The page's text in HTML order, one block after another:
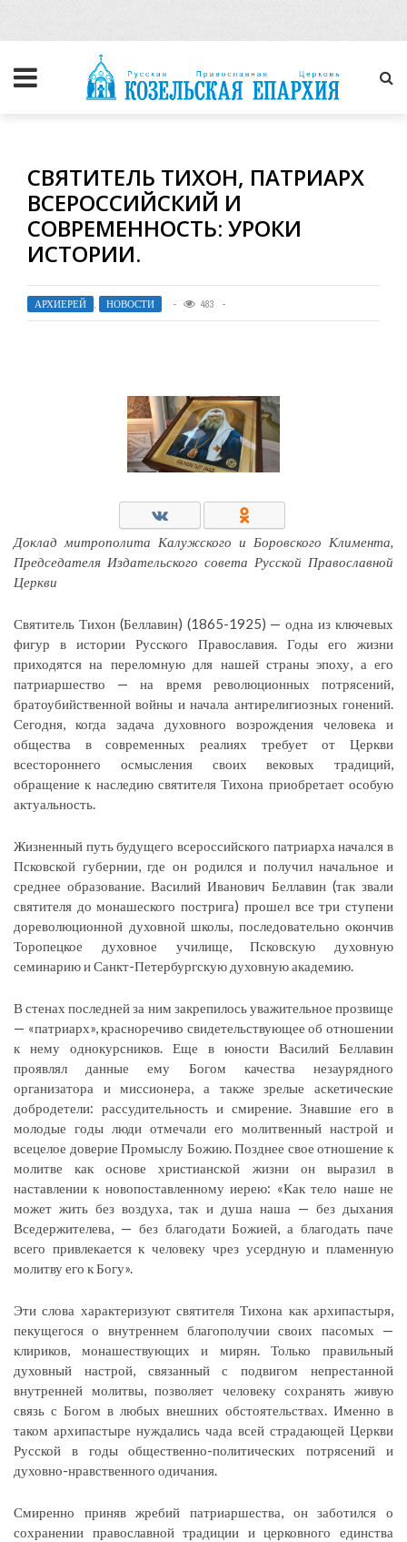
СВЯТИТЕЛЬ ТИХОН, ПАТРИАРХ
ВСЕРОССИЙСКИЙ И
СОВРЕМЕННОСТЬ: УРОКИ
ИСТОРИИ.
АРХИЕРЕЙ , НОВОСТИ 483
Доклад митрополита Калужского и Боровского Климента,
Председателя Издательского совета Русской Православной
Церкви
Святитель Тихон (Беллавин) (1865-1925) — одна из ключевых
фигур в истории Русского Православия. Годы его жизни
приходятся на переломную для нашей страны эпоху, а его
патриаршество — на время революционных потрясений,
братоубийственной войны и начала антирелигиозных гонений.
Сегодня, когда задача духовного возрождения человека и
общества в современных реалиях требует от Церкви
всестороннего осмысления своих вековых традиций,
обращение к наследию святителя Тихона приобретает особую
актуальность.
Жизненный путь будущего всероссийского патриарха начался в
Псковской губернии, где он родился и получил начальное и
среднее образование. Василий Иванович Беллавин (так звали
святителя до монашеского пострига) прошел все три ступени
дореволюционной духовной школы, последовательно окончив
Торопецкое духовное училище, Псковскую духовную
семинарию и Санкт-Петербургскую духовную академию.
В стенах последней за ним закрепилось уважительное прозвище
— «патриарх», красноречиво свидетельствующее об отношении
к нему однокурсников. Еще в юности Василий Беллавин
проявлял данные ему Богом качества незаурядного
организатора и миссионера, а также зрелые аскетические
добродетели: рассудительность и смирение. Знавшие его в
молодые годы люди отмечали его молитвенный настрой и
всецелое доверие Промыслу Божию. Позднее свое отношение к
молитве как основе христианской жизни он выразил в
наставлении к новопоставленному иерею: «Как тело наше не
может жить без воздуха, так и душа наша — без дыхания
Вседержителева, — без благодати Божией, а благодать паче
всего привлекается к человеку чрез усердную и пламенную
молитву его к Богу».
Эти слова характеризуют святителя Тихона как архипастыря,
пекущегося о внутреннем благополучии своих пасомых —
клириков, монашествующих и мирян. Только правильный
духовный настрой, связанный с подвигом непрестанной
внутренней молитвы, позволяет человеку сохранять живую
связь с Богом в любых внешних обстоятельствах. Именно в
таком архипастыре нуждались чада всей страдающей Церкви
Русской в годы общественно-политических потрясений и
духовно-нравственного одичания.
Смиренно приняв жребий патриаршества, он заботился о
сохранении православной традиции и церковного единства